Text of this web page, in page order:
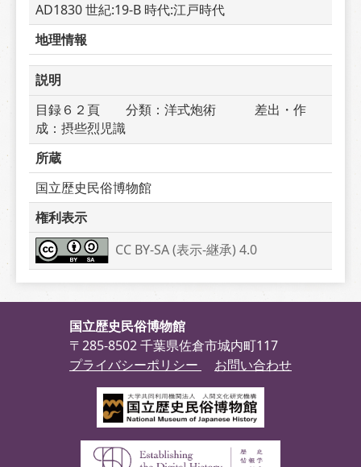
AD1830 世紀:19-B 時代:江戸時代
地理情報
説明
目録６２頁　　分類：洋式炮術　　　差出・作
成：摂些烈児識
所蔵
国立歴史民俗博物館
権利表示
CC BY-SA (表示-継承) 4.0
国立歴史民俗博物館
〒285-8502 千葉県佐倉市城内町117
プライバシーポリシー
お問い合わせ